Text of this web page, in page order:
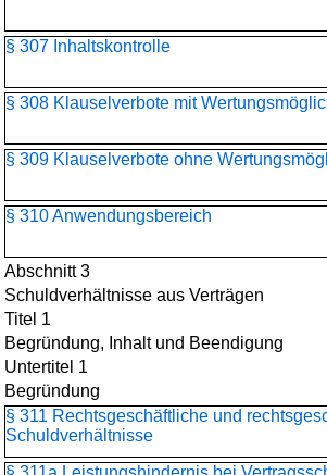
§ 307 Inhaltskontrolle
§ 308 Klauselverbote mit
§ 309 Klauselverbote ohne
§ 310 Anwendungsbereich
Abschnitt 3
Schuldverhältnisse aus Verträgen
Titel 1
Begründung, Inhalt und Beendigung
Untertitel 1
Begründung
§ 311 Rechtsgeschäftliche und
Schuldverhältnisse